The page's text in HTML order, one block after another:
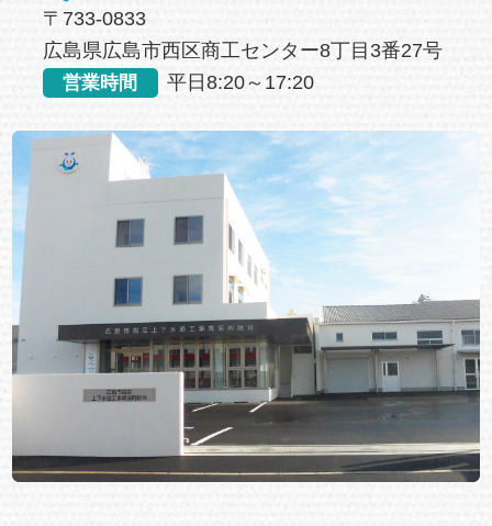
〒733-0833
広島県広島市西区商工センター8丁目3番27号
営業時間 平日8:20～17:20